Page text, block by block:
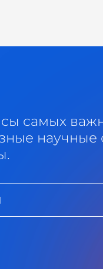
самых
научные